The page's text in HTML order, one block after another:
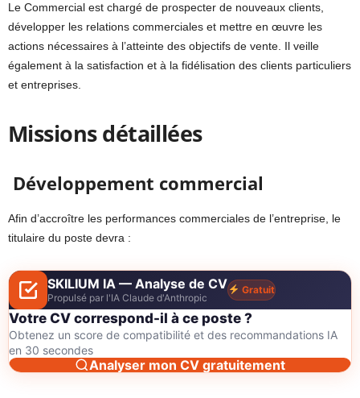
Le Commercial est chargé de prospecter de nouveaux clients,
développer les relations commerciales et mettre en œuvre les
actions nécessaires à l’atteinte des objectifs de vente. Il veille
également à la satisfaction et à la fidélisation des clients particuliers
et entreprises.
Missions détaillées
Développement commercial
Afin d’accroître les performances commerciales de l’entreprise, le
titulaire du poste devra :
SKILIUM IA — Analyse de CV
Propulsé par l'IA Claude d'Anthropic
Gratuit
Votre CV correspond-il à ce poste ?
Obtenez un score de compatibilité et des recommandations IA
en 30 secondes
Analyser mon CV gratuitement